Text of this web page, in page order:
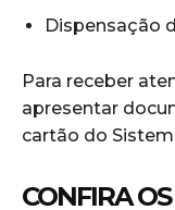
Dispensação
Para receber
apresentar
cartão do
CONFIRA